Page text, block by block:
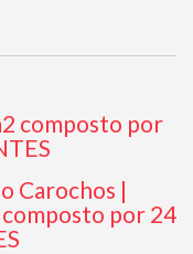
Carochos |
por 24